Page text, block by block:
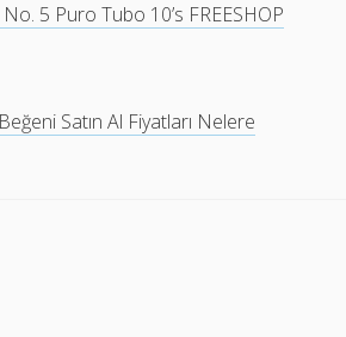
5 Puro Tubo 10’s FREESHOP
Satın Al Fiyatları Nelere